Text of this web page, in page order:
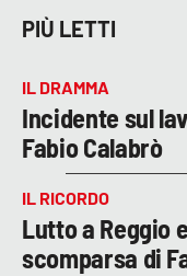
PIÙ LETTI
IL DRAMMA
Incidente sul
Fabio Calabrò
IL RICORDO
Lutto a Reggio
scomparsa di